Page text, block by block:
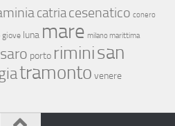
catriacesenatico conero
giove luna mare milano marittima
porto riminisan
tramonto venere